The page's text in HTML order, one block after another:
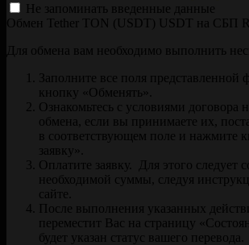
Не запоминать введенные данные
Обмен Tether TON (USDT) USDT на СБП
Для обмена вам необходимо выполнить
Заполните все поля
кнопку «Обменять».
Ознакомьтесь с условиями договора
обмена, если вы принимаете их,
в соответствующем поле и нажмите
заявку».
Оплатите заявку. Для этого следует
необходимой суммы, следуя
сайте.
После выполнения указанных
переместит Вас на страницу
будет указан статус вашего перевода.